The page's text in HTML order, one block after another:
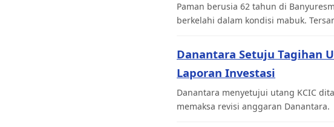
Paman berusia 62 tahun di
berkelahi dalam kondisi mabuk.
Danantara Setuju Tagihan
Laporan Investasi
Danantara menyetujui utang KCIC
memaksa revisi anggaran Danantara.